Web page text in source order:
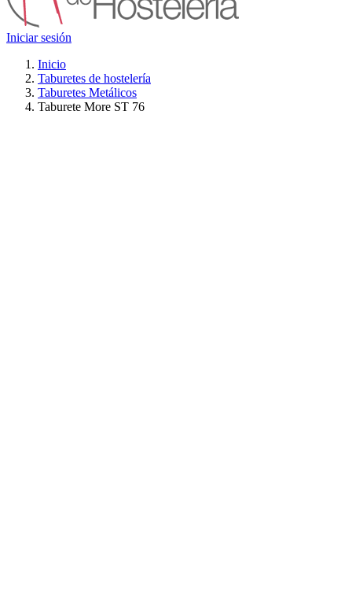
Iniciar sesión
Inicio
Taburetes de hostelería
Taburetes Metálicos
Taburete More ST 76